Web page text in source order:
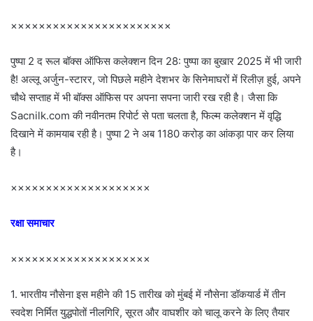
×××××××××××××××××××××××
पुष्पा 2 द रूल बॉक्स ऑफिस कलेक्शन दिन 28: पुष्पा का बुखार 2025 में भी जारी
है! अल्लू अर्जुन-स्टारर, जो पिछले महीने देशभर के सिनेमाघरों में रिलीज़ हुई, अपने
चौथे सप्ताह में भी बॉक्स ऑफिस पर अपना सपना जारी रख रही है। जैसा कि
Sacnilk.com की नवीनतम रिपोर्ट से पता चलता है, फिल्म कलेक्शन में वृद्धि
दिखाने में कामयाब रही है। पुष्पा 2 ने अब 1180 करोड़ का आंकड़ा पार कर लिया
है।
××××××××××××××××××××
रक्षा समाचार
××××××××××××××××××××
1. भारतीय नौसेना इस महीने की 15 तारीख को मुंबई में नौसेना डॉकयार्ड में तीन
स्वदेश निर्मित युद्धपोतों नीलगिरि, सूरत और वाघशीर को चालू करने के लिए तैयार